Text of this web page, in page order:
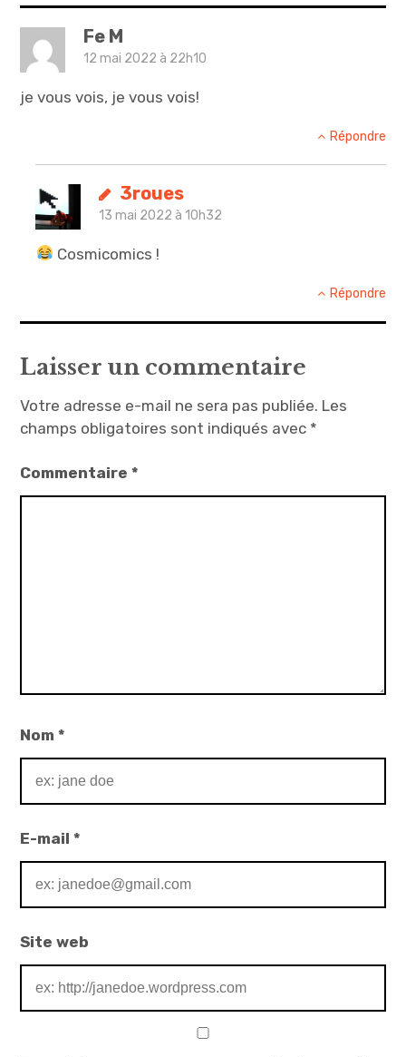
Fe M
12 mai 2022 à 22h10
je vous vois, je vous vois!
Répondre
3roues
13 mai 2022 à 10h32
Cosmicomics !
Répondre
Laisser un commentaire
Votre adresse e-mail ne sera pas publiée. Les
champs obligatoires sont indiqués avec *
Commentaire*
Nom*
E-mail*
Site web